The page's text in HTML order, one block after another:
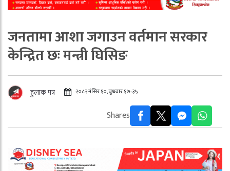
जनतामा आशा जगाउन वर्तमान सरकार
केन्द्रित छः मन्त्री घिसिङ
हुलाक पत्र २०८२ मंसिर १०, बुधबार १७:३५
Shares